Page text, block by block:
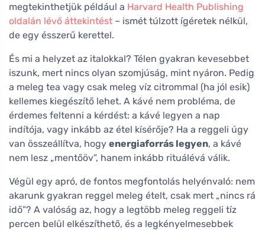
megtekinthetjük például a Harvard Health Publishing
oldalán lévő áttekintést – ismét túlzott ígéretek nélkül,
de egy ésszerű kerettel.
És mi a helyzet az italokkal? Télen gyakran kevesebbet
iszunk, mert nincs olyan szomjúság, mint nyáron. Pedig
a meleg tea vagy csak meleg víz citrommal (ha jól esik)
kellemes kiegészítő lehet. A kávé nem probléma, de
érdemes feltenni a kérdést: a kávé legyen a nap
indítója, vagy inkább az étel kísérője? Ha a reggeli úgy
van összeállítva, hogy energiaforrás legyen, a kávé
nem lesz „mentőöv”, hanem inkább rituálévá válik.
Végül egy apró, de fontos megfontolás helyénvaló: nem
akarunk gyakran reggel meleg ételt, csak mert „nincs rá
idő”? A valóság az, hogy a legtöbb meleg reggeli tíz
percen belül elkészíthető, és a legkényelmesebbek